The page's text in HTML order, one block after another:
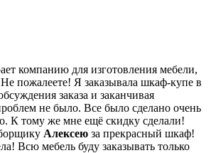
компанию для изготовления мебели,
пожалеете! Я заказывала шкаф-купе в
заказа и заканчивая
не было. Все было сделано очень
К тому же мне ещё скидку сделали!
Алексею за прекрасный шкаф!
Всю мебель буду заказывать только